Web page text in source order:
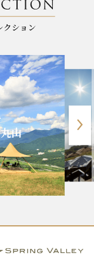
山